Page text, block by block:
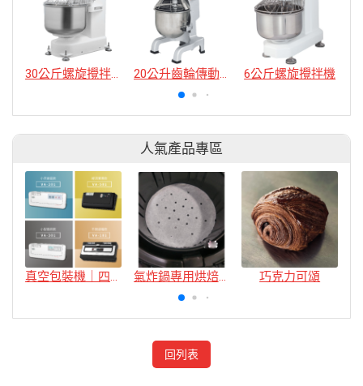
30公斤螺旋攪拌機 20公升齒輪傳動攪拌機 6公斤螺旋攪拌機
人氣產品專區
真空包裝機｜四款 氣炸鍋專用烘焙紙 巧克力可頌
回列表